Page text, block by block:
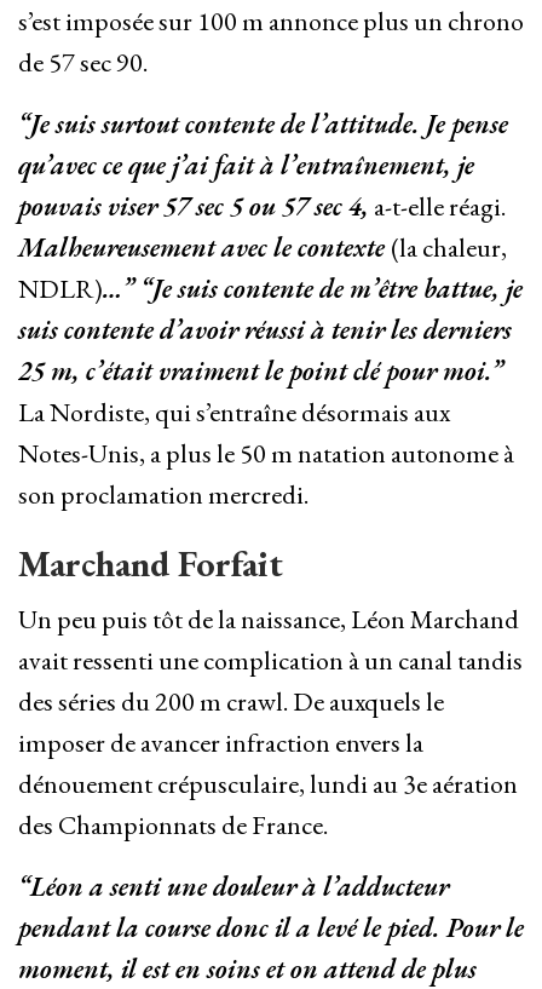
s’est imposée sur 100 m annonce plus un chrono
de 57 sec 90.
“Je suis surtout contente de l’attitude. Je pense
qu’avec ce que j’ai fait à l’entraînement, je
pouvais viser 57 sec 5 ou 57 sec 4, a-t-elle réagi.
Malheureusement avec le contexte(la chaleur,
NDLR)…” “Je suis contente de m’être battue, je
suis contente d’avoir réussi à tenir les derniers
25 m, c’était vraiment le point clé pour moi.”
La Nordiste, qui s’entraîne désormais aux
Notes-Unis, a plus le 50 m natation autonome à
son proclamation mercredi.
Marchand Forfait
Un peu puis tôt de la naissance, Léon Marchand
avait ressenti une complication à un canal tandis
des séries du 200 m crawl. De auxquels le
imposer de avancer infraction envers la
dénouement crépusculaire, lundi au 3e aération
des Championnats de France.
“Léon a senti une douleur à l’adducteur
pendant la course donc il a levé le pied. Pour le
moment, il est en soins et on attend de plus